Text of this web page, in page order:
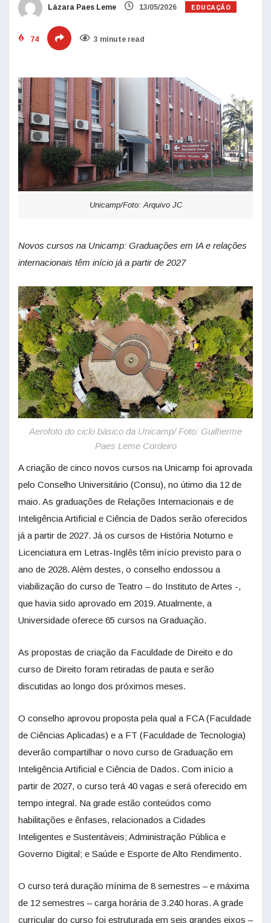
Lázara Paes Leme 13/05/2026 EDUCAÇÃO
74 3 minute read
Unicamp/Foto: Arquivo JC
Novos cursos na Unicamp: Graduações em IA e relações
internacionais têm início já a partir de 2027
Aerofoto do ciclo básico da Unicamp/ Foto: Guilherme
Paes Leme Cordeiro
A criação de cinco novos cursos na Unicamp foi aprovada
pelo Conselho Universitário (Consu), no útimo dia 12 de
maio. As graduações de Relações Internacionais e de
Inteligência Artificial e Ciência de Dados serão oferecidos
já a partir de 2027. Já os cursos de História Noturno e
Licenciatura em Letras-Inglês têm início previsto para o
ano de 2028. Além destes, o conselho endossou a
viabilização do curso de Teatro – do Instituto de Artes -,
que havia sido aprovado em 2019. Atualmente, a
Universidade oferece 65 cursos na Graduação.
As propostas de criação da Faculdade de Direito e do
curso de Direito foram retiradas de pauta e serão
discutidas ao longo dos próximos meses.
O conselho aprovou proposta pela qual a FCA (Faculdade
de Ciências Aplicadas) e a FT (Faculdade de Tecnologia)
deverão compartilhar o novo curso de Graduação em
Inteligência Artificial e Ciência de Dados. Com início a
partir de 2027, o curso terá 40 vagas e será oferecido em
tempo integral. Na grade estão conteúdos como
habilitações e ênfases, relacionados a Cidades
Inteligentes e Sustentáveis; Administração Pública e
Governo Digital; e Saúde e Esporte de Alto Rendimento.
O curso terá duração mínima de 8 semestres – e máxima
de 12 semestres – carga horária de 3.240 horas. A grade
curricular do curso foi estruturada em seis grandes eixos –